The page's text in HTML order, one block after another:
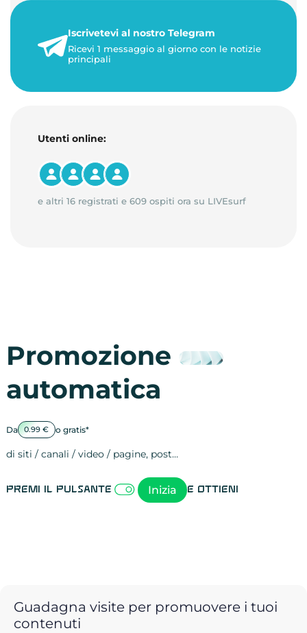
1 minuto di letturaIscrivetevi al nostro Telegram
Ricevi 1 messaggio al giorno con le notizie
principali
Utenti online:
e altri 16 registrati e 609 ospiti ora su LIVEsurf
Promozione
automatica
Da 0.99 € o gratis*
di siti / canali / video / pagine, post…
Premi il pulsante Inizia e ottieni
Guadagna visite per promuovere i tuoi
contenuti